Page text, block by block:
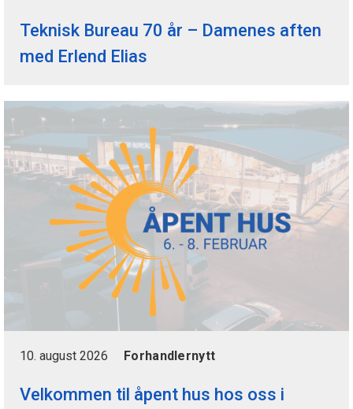
Teknisk Bureau 70 år – Damenes aften
med Erlend Elias
10. august 2026 Forhandlernytt
Velkommen til åpent hus hos oss i